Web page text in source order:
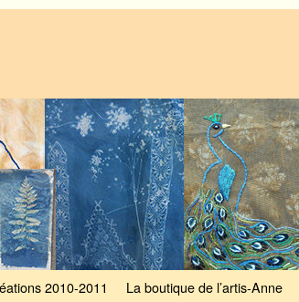
2010-2011
La boutique de l’artis-Anne